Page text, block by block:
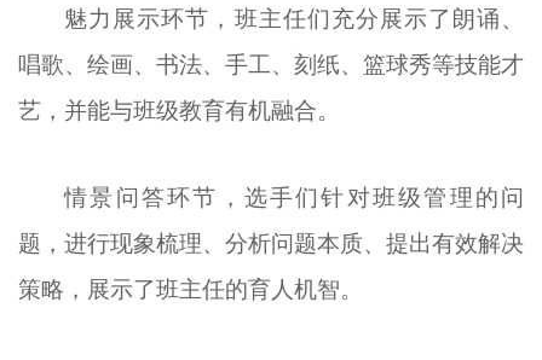
魅力展示环节，班主任们充分展示了朗诵、
唱歌、绘画、书法、手工、刻纸、篮球秀等技能才
艺，并能与班级教育有机融合。
情景问答环节，选手们针对班级管理的问
题，进行现象梳理、分析问题本质、提出有效解决
策略，展示了班主任的育人机智。